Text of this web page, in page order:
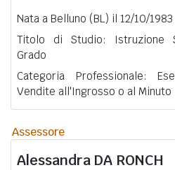
Nata a Belluno (BL) il 12/10/1983
Titolo di Studio: Istruzione
Grado
Categoria Professionale:
Vendite all'Ingrosso o al Minuto
Assessore
Alessandra DA RONCH